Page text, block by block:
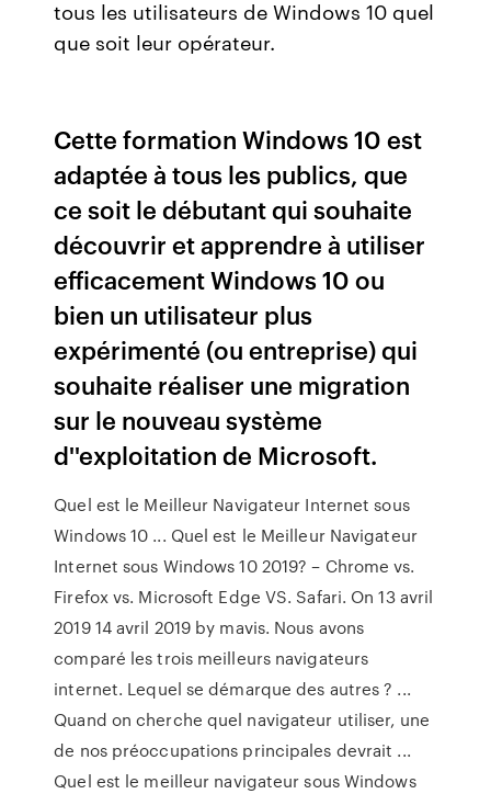
tous les utilisateurs de Windows 10 quel
que soit leur opérateur.
Cette formation Windows 10 est
adaptée à tous les publics, que
ce soit le débutant qui souhaite
découvrir et apprendre à utiliser
efficacement Windows 10 ou
bien un utilisateur plus
expérimenté (ou entreprise) qui
souhaite réaliser une migration
sur le nouveau système
d''exploitation de Microsoft.
Quel est le Meilleur Navigateur Internet sous
Windows 10 ... Quel est le Meilleur Navigateur
Internet sous Windows 10 2019? – Chrome vs.
Firefox vs. Microsoft Edge VS. Safari. On 13 avril
2019 14 avril 2019 by mavis. Nous avons
comparé les trois meilleurs navigateurs
internet. Lequel se démarque des autres ? ...
Quand on cherche quel navigateur utiliser, une
de nos préoccupations principales devrait ...
Quel est le meilleur navigateur sous Windows